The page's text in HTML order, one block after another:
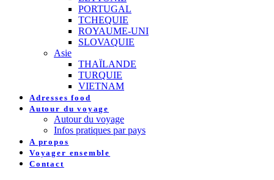
PORTUGAL
TCHEQUIE
ROYAUME-UNI
SLOVAQUIE
Asie
THAÏLANDE
TURQUIE
VIETNAM
Adresses food
Autour du voyage
Autour du voyage
Infos pratiques par pays
A propos
Voyager ensemble
Contact